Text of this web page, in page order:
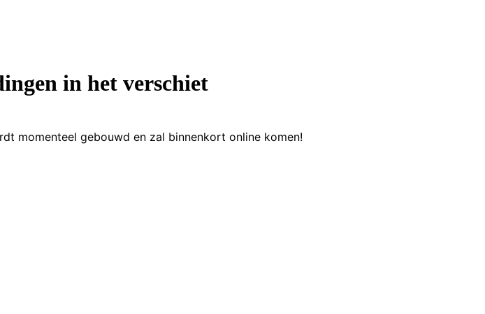
in het verschiet
momenteel gebouwd en zal binnenkort online komen!